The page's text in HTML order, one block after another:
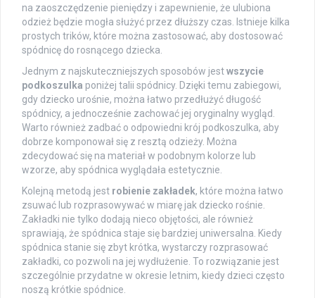
na zaoszczędzenie pieniędzy i zapewnienie, że ulubiona
odzież będzie mogła służyć przez dłuższy czas. Istnieje kilka
prostych trików, które można zastosować, aby dostosować
spódnicę do rosnącego dziecka.
Jednym z najskuteczniejszych sposobów jestwszycie
podkoszulka poniżej talii spódnicy. Dzięki temu zabiegowi,
gdy dziecko urośnie, można łatwo przedłużyć długość
spódnicy, a jednocześnie zachować jej oryginalny wygląd.
Warto również zadbać o odpowiedni krój podkoszulka, aby
dobrze komponował się z resztą odzieży. Można
zdecydować się na materiał w podobnym kolorze lub
wzorze, aby spódnica wyglądała estetycznie.
Kolejną metodą jest robienie zakładek, które można łatwo
zsuwać lub rozprasowywać w miarę jak dziecko rośnie.
Zakładki nie tylko dodają nieco objętości, ale również
sprawiają, że spódnica staje się bardziej uniwersalna. Kiedy
spódnica stanie się zbyt krótka, wystarczy rozprasować
zakładki, co pozwoli na jej wydłużenie. To rozwiązanie jest
szczególnie przydatne w okresie letnim, kiedy dzieci często
noszą krótkie spódnice.